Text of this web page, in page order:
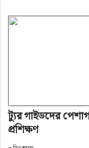
ট্যুর গাইডদের
প্রশিক্ষণ